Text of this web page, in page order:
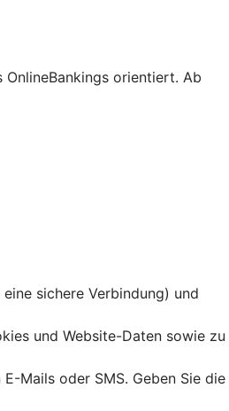
OnlineBankings orientiert. Ab
sichere Verbindung) und
und Website-Daten sowie zu
Mails oder SMS. Geben Sie die